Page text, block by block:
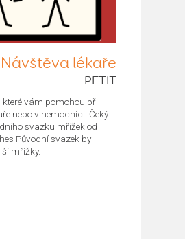
Návštěva lékaře
PETIT
které vám pomohou při
nebo v nemocnici. Čeký
svazku mřížek od
Původní svazek byl
mřížky.